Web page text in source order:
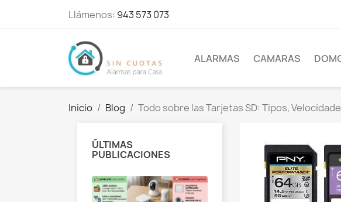
Llámenos: 943 573 073
ALARMAS CAMARAS
Inicio Blog Todo sobre las Tarjetas SD: Tipos,
ÚLTIMAS
PUBLICACIONES